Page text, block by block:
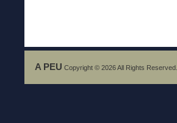
A PEU Copyright © 2026 All Rights